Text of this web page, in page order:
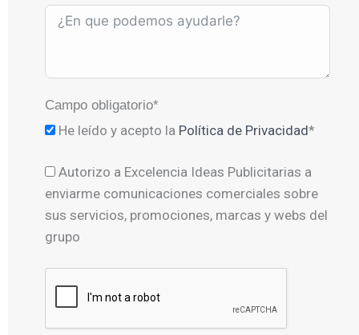
Campo obligatorio*
He leído y acepto la Política de Privacidad*
Autorizo a Excelencia Ideas Publicitarias a
enviarme comunicaciones comerciales sobre
sus servicios, promociones, marcas y webs del
grupo